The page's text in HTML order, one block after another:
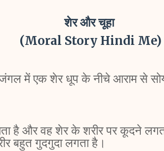
शेर और चूहा
(Moral Story Hindi Me)
में एक शेर धूप के नीचे आराम से
है और वह शेर के शरीर पर कूदने
बहुत गुदगुदा लगता है।